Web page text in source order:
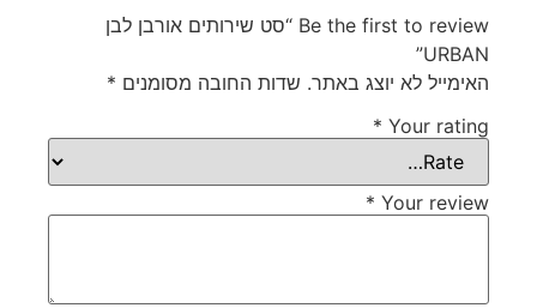
Be the first to review “סט שירותים אורבן לבן
URBAN”
האימייל לא יוצג באתר. שדות החובה מסומנים *
Your rating
*
Your review
*